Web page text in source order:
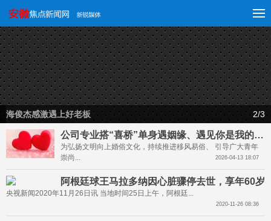
海俊杰感激遇上好老板 2/3
公司专业搭“喜桥”单身遇姻缘、遇见你是我的缘成热搜
为弘扬文明向上婚俗文化，持续推进移风易俗、 引导广大青年
崇尚...
2026-04-13 18:07
阿根廷球王马拉多纳因心脏骤停去世，享年60岁
央视新闻2020年11月26日讯 当地时间25日上午，阿根廷...
2020-11-26 08:36